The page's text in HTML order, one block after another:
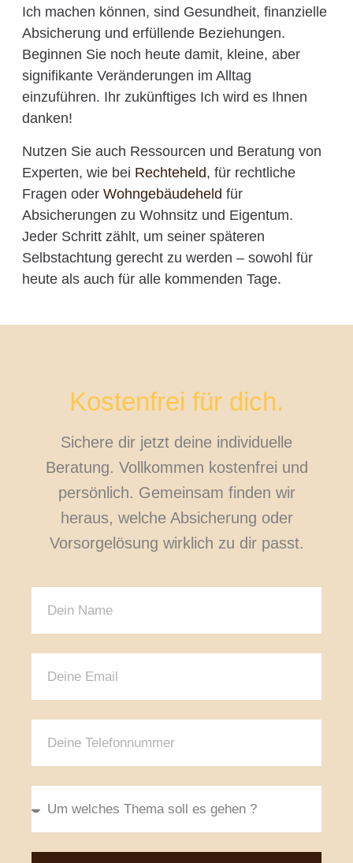
Ich machen können, sind Gesundheit, finanzielle
Absicherung und erfüllende Beziehungen.
Beginnen Sie noch heute damit, kleine, aber
signifikante Veränderungen im Alltag
einzuführen. Ihr zukünftiges Ich wird es Ihnen
danken!
Nutzen Sie auch Ressourcen und Beratung von
Experten, wie bei Rechteheld, für rechtliche
Fragen oder Wohngebäudeheld für
Absicherungen zu Wohnsitz und Eigentum.
Jeder Schritt zählt, um seiner späteren
Selbstachtung gerecht zu werden – sowohl für
heute als auch für alle kommenden Tage.
Kostenfrei für dich.
Sichere dir jetzt deine individuelle
Beratung. Vollkommen kostenfrei und
persönlich. Gemeinsam finden wir
heraus, welche Absicherung oder
Vorsorgelösung wirklich zu dir passt.